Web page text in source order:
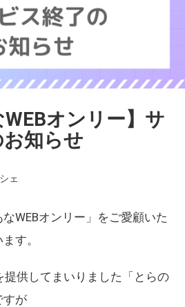
WEBオンリー】サ
知らせ
ェ
WEBオンリー」をご愛顧いた
す。
提供してまいりました「とらの
すが